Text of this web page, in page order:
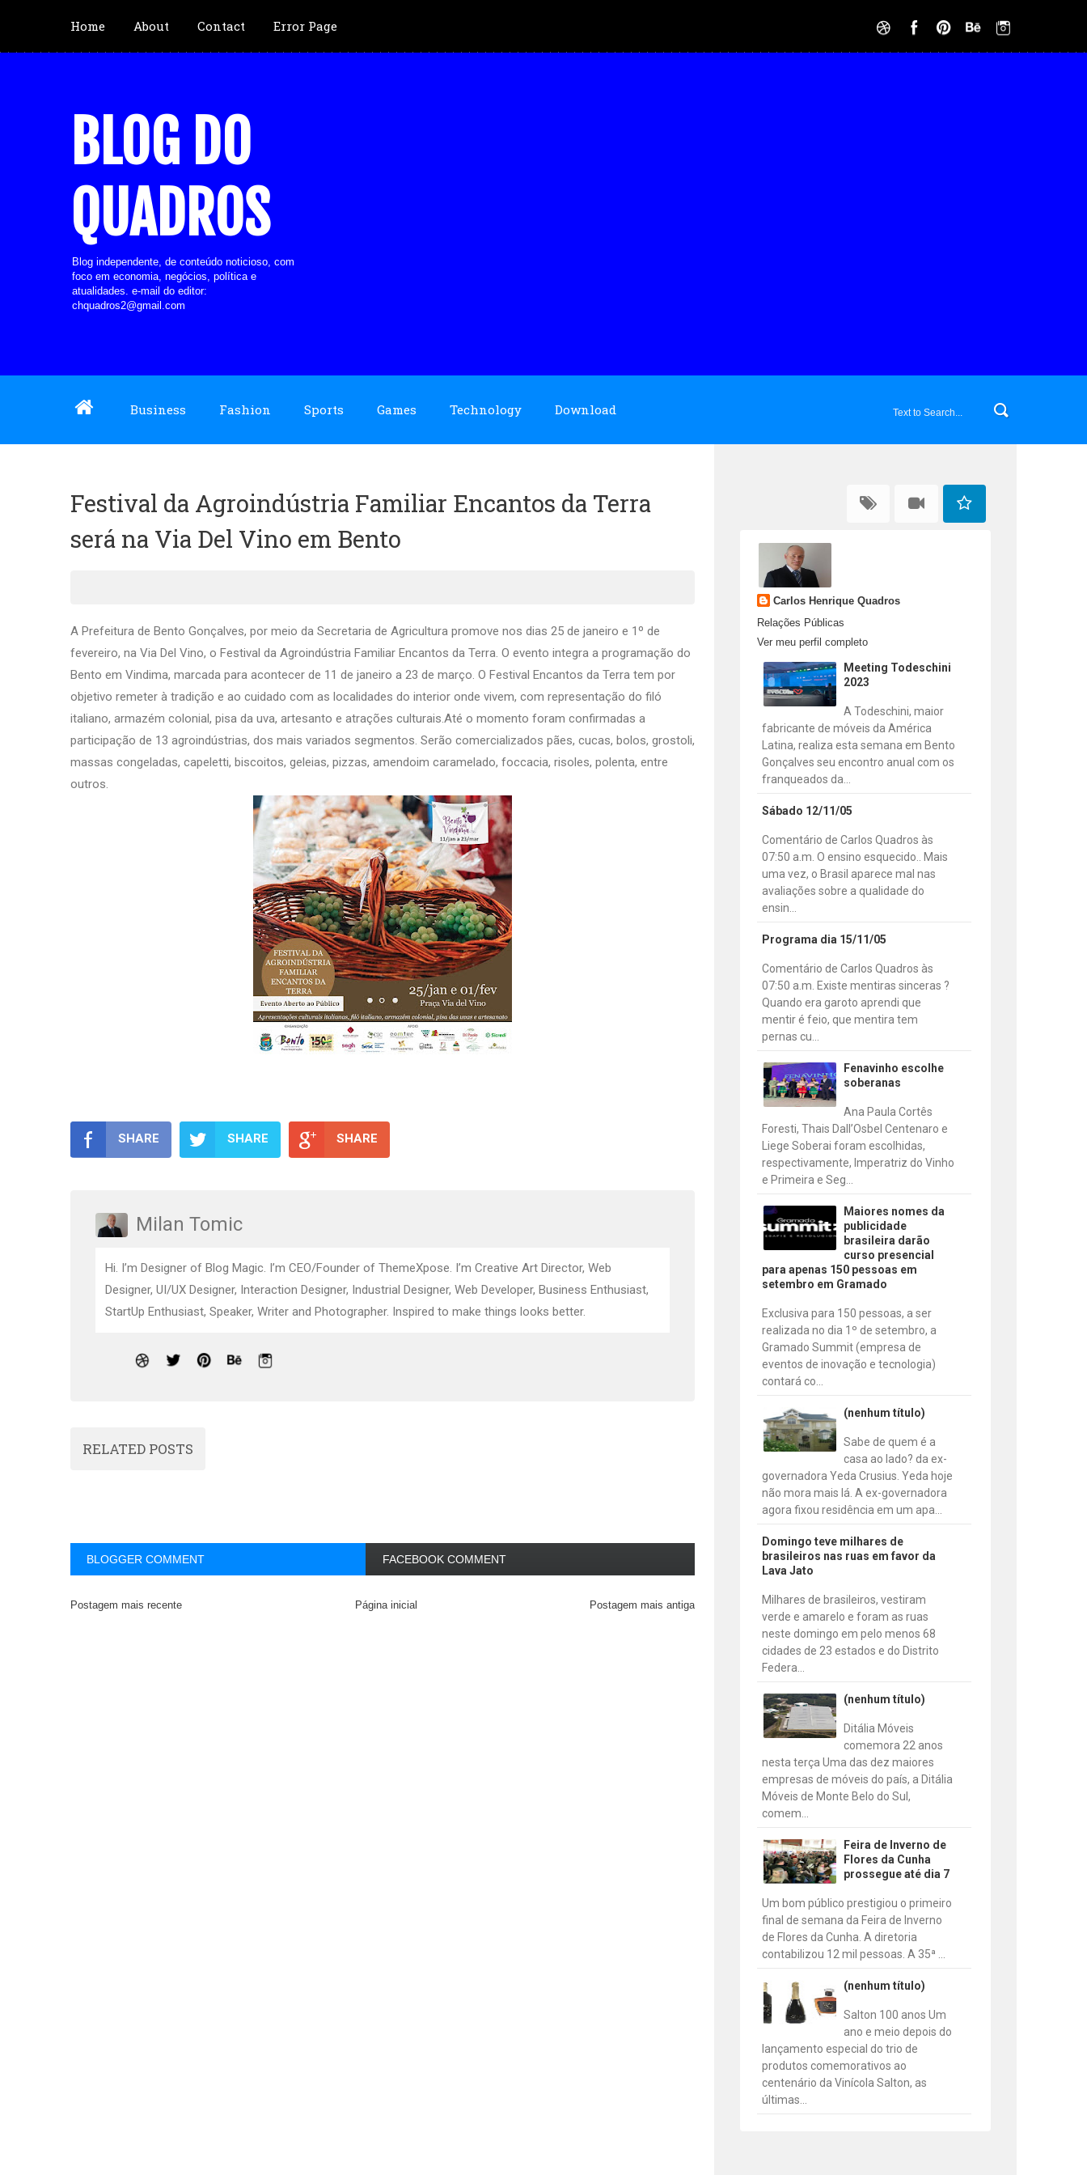
Home About Contact Error Page
BLOG DO
QUADROS
Blog independente, de conteúdo noticioso, com
foco em economia, negócios, política e
atualidades. e-mail do editor:
chquadros2@gmail.com
Business Fashion Sports Games Technology Download
Festival da Agroindústria Familiar Encantos da Terra
será na Via Del Vino em Bento
A Prefeitura de Bento Gonçalves, por meio da Secretaria de Agricultura promove nos dias 25 de janeiro e 1º de
fevereiro, na Via Del Vino, o Festival da Agroindústria Familiar Encantos da Terra. O evento integra a programação do
Bento em Vindima, marcada para acontecer de 11 de janeiro a 23 de março. O Festival Encantos da Terra tem por
objetivo remeter à tradição e ao cuidado com as localidades do interior onde vivem, com representação do filó
italiano, armazém colonial, pisa da uva, artesanto e atrações culturais.Até o momento foram confirmadas a
participação de 13 agroindústrias, dos mais variados segmentos. Serão comercializados pães, cucas, bolos, grostoli,
massas congeladas, capeletti, biscoitos, geleias, pizzas, amendoim caramelado, foccacia, risoles, polenta, entre
outros.
SHARE SHARE SHARE
Milan Tomic
Hi. I’m Designer of Blog Magic. I’m CEO/Founder of ThemeXpose. I’m Creative Art Director, Web
Designer, UI/UX Designer, Interaction Designer, Industrial Designer, Web Developer, Business Enthusiast,
StartUp Enthusiast, Speaker, Writer and Photographer. Inspired to make things looks better.
RELATED POSTS
BLOGGER COMMENT FACEBOOK COMMENT
Postagem mais recente Postagem mais antiga
Página inicial
Carlos Henrique Quadros
Relações Públicas
Ver meu perfil completo
Meeting Todeschini
2023
A Todeschini, maior
fabricante de móveis da América
Latina, realiza esta semana em Bento
Gonçalves seu encontro anual com os
franqueados da...
Sábado 12/11/05
Comentário de Carlos Quadros às
07:50 a.m. O ensino esquecido.. Mais
uma vez, o Brasil aparece mal nas
avaliações sobre a qualidade do
ensin...
Programa dia 15/11/05
Comentário de Carlos Quadros às
07:50 a.m. Existe mentiras sinceras ?
Quando era garoto aprendi que
mentir é feio, que mentira tem
pernas cu...
Fenavinho escolhe
soberanas
Ana Paula Cortês
Foresti, Thais Dall’Osbel Centenaro e
Liege Soberai foram escolhidas,
respectivamente, Imperatriz do Vinho
e Primeira e Seg...
Maiores nomes da
publicidade
brasileira darão
curso presencial
para apenas 150 pessoas em
setembro em Gramado
Exclusiva para 150 pessoas, a ser
realizada no dia 1º de setembro, a
Gramado Summit (empresa de
eventos de inovação e tecnologia)
contará co...
(nenhum título)
Sabe de quem é a
casa ao lado? da ex-
governadora Yeda Crusius. Yeda hoje
não mora mais lá. A ex-governadora
agora fixou residência em um apa...
Domingo teve milhares de
brasileiros nas ruas em favor da
Lava Jato
Milhares de brasileiros, vestiram
verde e amarelo e foram as ruas
neste domingo em pelo menos 68
cidades de 23 estados e do Distrito
Federa...
(nenhum título)
Ditália Móveis
comemora 22 anos
nesta terça Uma das dez maiores
empresas de móveis do país, a Ditália
Móveis de Monte Belo do Sul,
comem...
Feira de Inverno de
Flores da Cunha
prossegue até dia 7
Um bom público prestigiou o primeiro
final de semana da Feira de Inverno
de Flores da Cunha. A diretoria
contabilizou 12 mil pessoas. A 35ª ...
(nenhum título)
Salton 100 anos Um
ano e meio depois do
lançamento especial do trio de
produtos comemorativos ao
centenário da Vinícola Salton, as
últimas...